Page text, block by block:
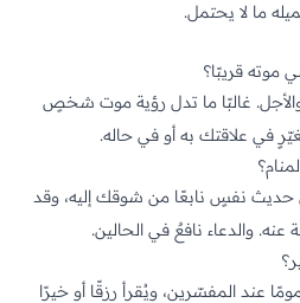
ما لا يحتمل.
قريبًا؟
والأجل. غالبًا ما تدل رؤية موت شخصٍ
في علاقتك به أو في حاله.
حديث نفسٍ نابعًا من شوقك إليه، وقد
عنه. والدعاء نافعٌ في الحالين.
عند المفسّرين، ويُقرأ رزقًا أو خيرًا